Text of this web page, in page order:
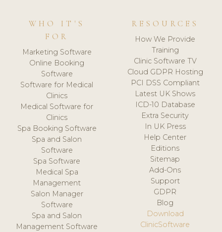
WHO IT'S
FOR
Marketing Software
Online Booking
Software
Software for Medical
Clinics
Medical Software for
Clinics
Spa Booking Software
Spa and Salon
Software
Spa Software
Medical Spa
Management
Salon Manager
Software
Spa and Salon
Management Software
RESOURCES
How We Provide
Training
Clinic Software TV
Cloud GDPR Hosting
PCI DSS Compliant
Latest UK Shows
ICD-10 Database
Extra Security
In UK Press
Help Center
Editions
Sitemap
Add-Ons
Support
GDPR
Blog
Download
ClinicSoftware